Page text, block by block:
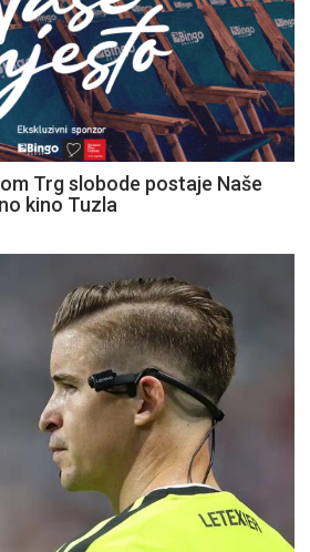
Trg slobode postaje Naše
kino Tuzla